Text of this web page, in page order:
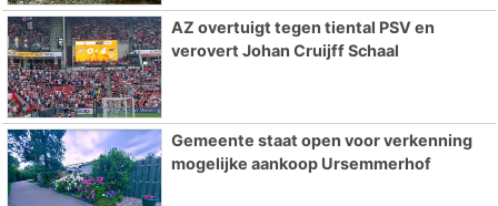
AZ overtuigt tegen tiental PSV en
verovert Johan Cruijff Schaal
Gemeente staat open voor verkenning
mogelijke aankoop Ursemmerhof